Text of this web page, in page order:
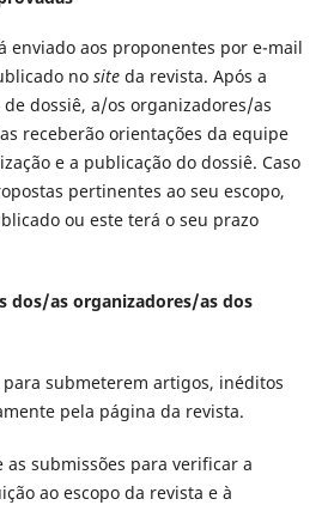
aos proponentes por e-mail
no siteda revista. Após a
dossiê, a/os organizadores/as
receberão orientações da equipe
e a publicação do dossiê. Caso
pertinentes ao seu escopo,
ou este terá o seu prazo
dos/as organizadores/as dos
submeterem artigos, inéditos
pela página da revista.
submissões para verificar a
ao escopo da revista e à